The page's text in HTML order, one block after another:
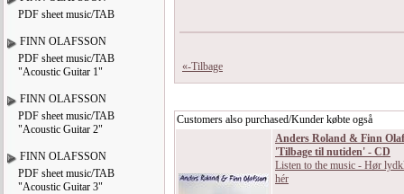
PDF sheet music/TAB
FINN OLAFSSON
PDF sheet music/TAB
"Acoustic Guitar 1"
FINN OLAFSSON
PDF sheet music/TAB
"Acoustic Guitar 2"
FINN OLAFSSON
PDF sheet music/TAB
"Acoustic Guitar 3"
«-Tilbage
Customers also purchased/Kunder købte også
Anders Roland & Finn
'Tilbage til nutiden' - CD
Listen to the music - Hør
hér